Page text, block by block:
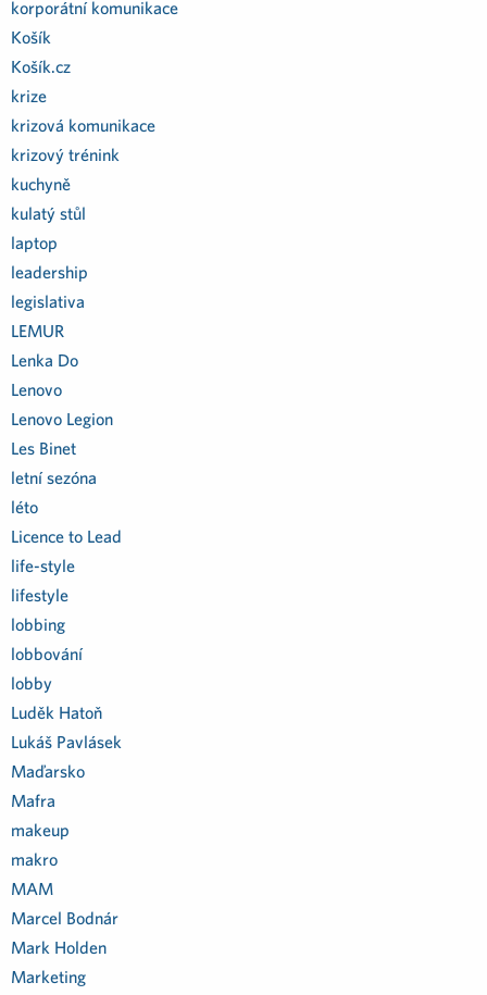
korporátní komunikace
Košík
Košík.cz
krize
krizová komunikace
krizový trénink
kuchyně
kulatý stůl
laptop
leadership
legislativa
LEMUR
Lenka Do
Lenovo
Lenovo Legion
Les Binet
letní sezóna
léto
Licence to Lead
life-style
lifestyle
lobbing
lobbování
lobby
Luděk Hatoň
Lukáš Pavlásek
Maďarsko
Mafra
makeup
makro
MAM
Marcel Bodnár
Mark Holden
Marketing